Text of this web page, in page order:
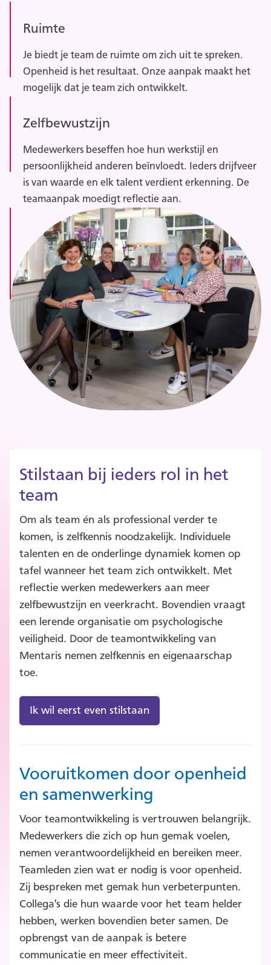
Ruimte
Je biedt je team de ruimte om zich uit te spreken.
Openheid is het resultaat. Onze aanpak maakt het
mogelijk dat je team zich ontwikkelt.
Zelfbewustzijn
Medewerkers beseffen hoe hun werkstijl en
persoonlijkheid anderen beïnvloedt. Ieders drijfveer
is van waarde en elk talent verdient erkenning. De
teamaanpak moedigt reflectie aan.
Stilstaan bij ieders rol in het
team
Om als team én als professional verder te
komen, is zelfkennis noodzakelijk. Individuele
talenten en de onderlinge dynamiek komen op
tafel wanneer het team zich ontwikkelt. Met
reflectie werken medewerkers aan meer
zelfbewustzijn en veerkracht. Bovendien vraagt
een lerende organisatie om psychologische
veiligheid. Door de teamontwikkeling van
Mentaris nemen zelfkennis en eigenaarschap
toe.
Ik wil eerst even stilstaan
Vooruitkomen door openheid
en samenwerking
Voor teamontwikkeling is vertrouwen belangrijk.
Medewerkers die zich op hun gemak voelen,
nemen verantwoordelijkheid en bereiken meer.
Teamleden zien wat er nodig is voor openheid.
Zij bespreken met gemak hun verbeterpunten.
Collega's die hun waarde voor het team helder
hebben, werken bovendien beter samen. De
opbrengst van de aanpak is betere
communicatie en meer effectiviteit.